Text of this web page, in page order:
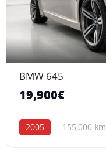
BMW 645
19,900€
2005 155,000 km